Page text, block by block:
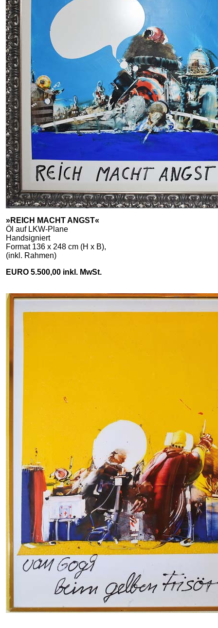
»REICH MACHT ANGST«
Öl auf LKW-Plane
Handsigniert
Format 136 x 248 cm (H x B),
(inkl. Rahmen)
EURO 5.500,00 inkl. MwSt.